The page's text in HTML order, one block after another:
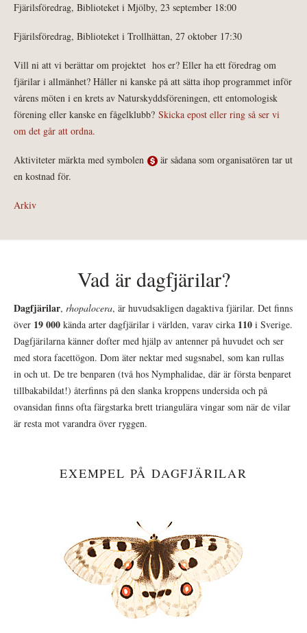
Fjärilsföredrag, Biblioteket i Mjölby, 23 september 18:00
Fjärilsföredrag, Biblioteket i Trollhättan, 27 oktober 17:30
Vill ni att vi berättar om projektet hos er? Eller ha ett föredrag om
fjärilar i allmänhet? Håller ni kanske på att sätta ihop programmet inför
vårens möten i en krets av Naturskyddsföreningen, ett entomologisk
förening eller kanske en fågelklubb? Skicka epost eller ring så ser vi
om det går att ordna.
Aktiviteter märkta med symbolen
är sådana som organisatören tar ut
en kostnad för.
Arkiv
Vad är dagfjärilar?
Dagfjärilar, rhopalocera, är huvudsakligen dagaktiva fjärilar. Det finns
över 19 000 kända arter dagfjärilar i världen, varav cirka 110 i Sverige.
Dagfjärilarna känner dofter med hjälp av antenner på huvudet och ser
med stora facettögon. Dom äter nektar med sugsnabel, som kan rullas
in och ut. De tre benparen (två hos Nymphalidae, där är första benparet
tillbakabildat!) återfinns på den slanka kroppens undersida och på
ovansidan finns ofta färgstarka brett triangulära vingar som när de vilar
är resta mot varandra över ryggen.
EXEMPEL PÅ DAGFJÄRILAR